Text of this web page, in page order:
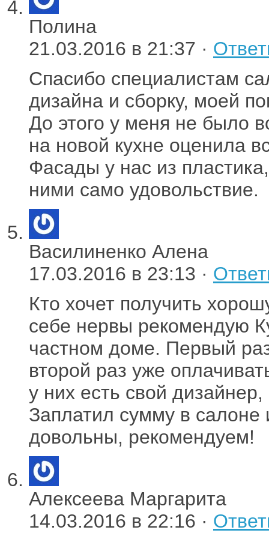
Полина
21.03.2016 в 21:37 ·
Спасибо специалистам
дизайна и сборку, моей
До этого у меня не было
на новой кухне оценила
Фасады у нас из
ними само удовольствие.
Василиненко Алена
17.03.2016 в 23:13 ·
Кто хочет получить
себе нервы рекомендую
частном доме. Первый
второй раз уже
у них есть свой
Заплатил сумму в салоне
довольны, рекомендуем!
Алексеева Маргарита
14.03.2016 в 22:16 ·